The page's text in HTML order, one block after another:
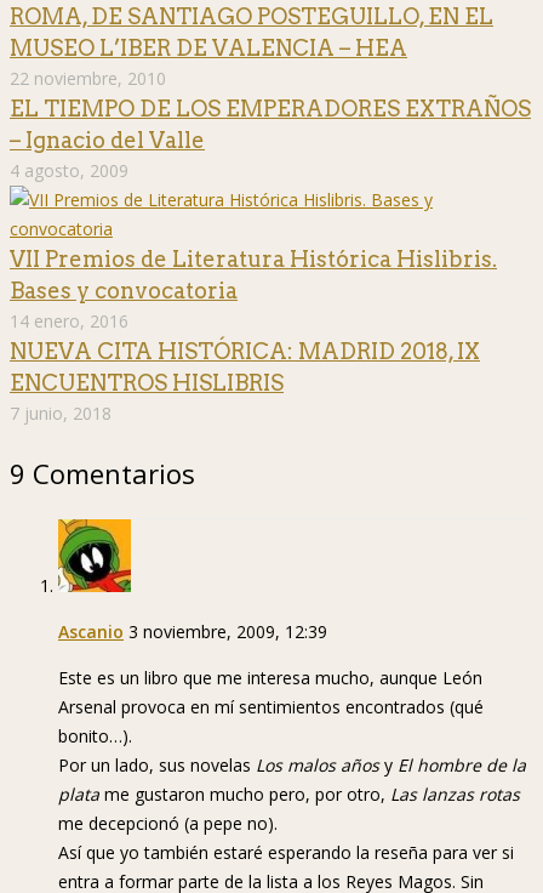
ROMA, DE SANTIAGO POSTEGUILLO, EN EL
MUSEO L’IBER DE VALENCIA – HEA
22 noviembre, 2010
EL TIEMPO DE LOS EMPERADORES EXTRAÑOS
– Ignacio del Valle
4 agosto, 2009
VII Premios de Literatura Histórica Hislibris.
Bases y convocatoria
14 enero, 2016
NUEVA CITA HISTÓRICA: MADRID 2018, IX
ENCUENTROS HISLIBRIS
7 junio, 2018
9 Comentarios
Ascanio 3 noviembre, 2009, 12:39
Este es un libro que me interesa mucho, aunque León
Arsenal provoca en mí sentimientos encontrados (qué
bonito…).
Por un lado, sus novelas Los malos añosy El hombre de la
plata me gustaron mucho pero, por otro, Las lanzas rotas
me decepcionó (a pepe no).
Así que yo también estaré esperando la reseña para ver si
entra a formar parte de la lista a los Reyes Magos. Sin